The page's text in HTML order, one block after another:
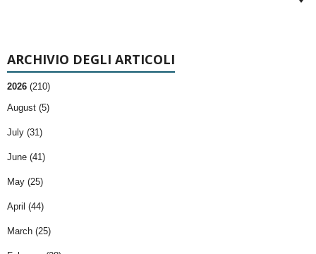
ARCHIVIO DEGLI ARTICOLI
2026 (210)
August (5)
July (31)
June (41)
May (25)
April (44)
March (25)